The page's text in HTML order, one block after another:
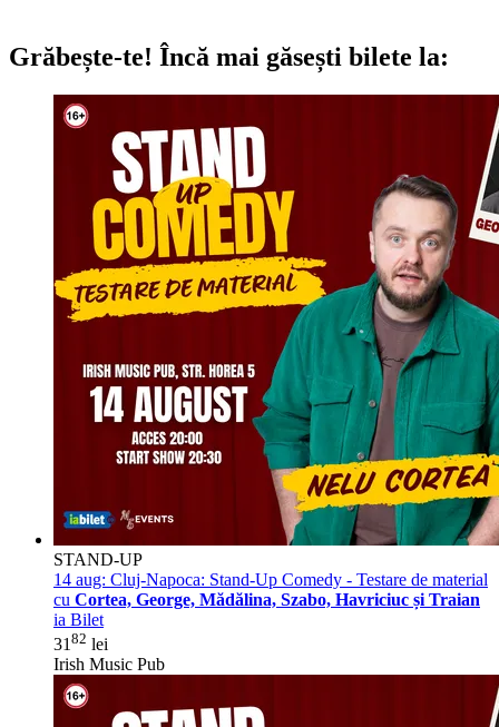
Grăbește-te! Încă mai găsești bilete la:
STAND-UP
14 aug: Cluj-Napoca: Stand-Up Comedy - Testare de material
cu Cortea, George, Mădălina, Szabo, Havriciuc și Traian
ia Bilet
31 82 lei
Irish Music Pub